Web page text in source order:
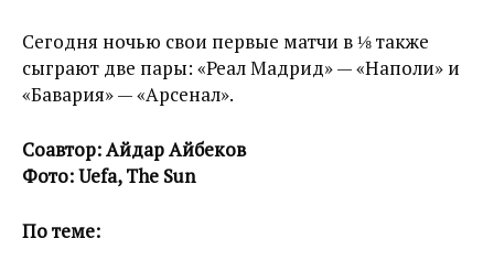
Сегодня ночью свои первые матчи в ⅛ также
сыграют две пары: «Реал Мадрид» — «Наполи» и
«Бавария» — «Арсенал».
Соавтор: Айдар Айбеков
Фото: Uefa, The Sun
По теме: